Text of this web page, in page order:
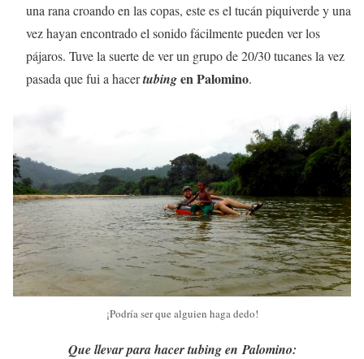
una rana croando en las copas, este es el tucán piquiverde y una
vez hayan encontrado el sonido fácilmente pueden ver los
pájaros. Tuve la suerte de ver un grupo de 20/30 tucanes la vez
pasada que fui a hacertubingen Palomino.
¡Podría ser que alguien haga dedo!
Que llevar para hacer tubing en Palomino: